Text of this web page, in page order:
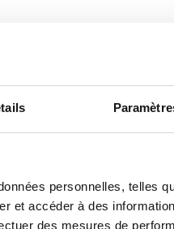
personnelles, telles
et accéder à des
des mesures de
2026